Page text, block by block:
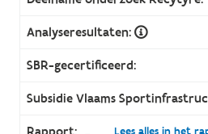
Analyseresultaten:
SBR-gecertificeerd:
Subsidie Vlaams